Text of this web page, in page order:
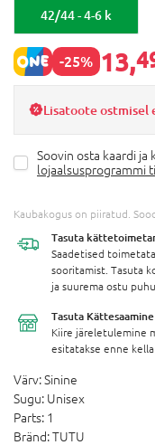
42/44 - 4-6 k
-25% 13,
Lisatoote ostmisel
Soovin osta kaardi
lojaalsusprogrammi
Kaubakogus on piiratud.
Tasuta
Saadetised
sooritamist. Tasuta
ja suurema ostu
Tasuta Kättesaamine
Kiire järeletulemine
esitatakse enne
Värv:Sinine
Sugu: Unisex
Parts: 1
Bränd:TUTU